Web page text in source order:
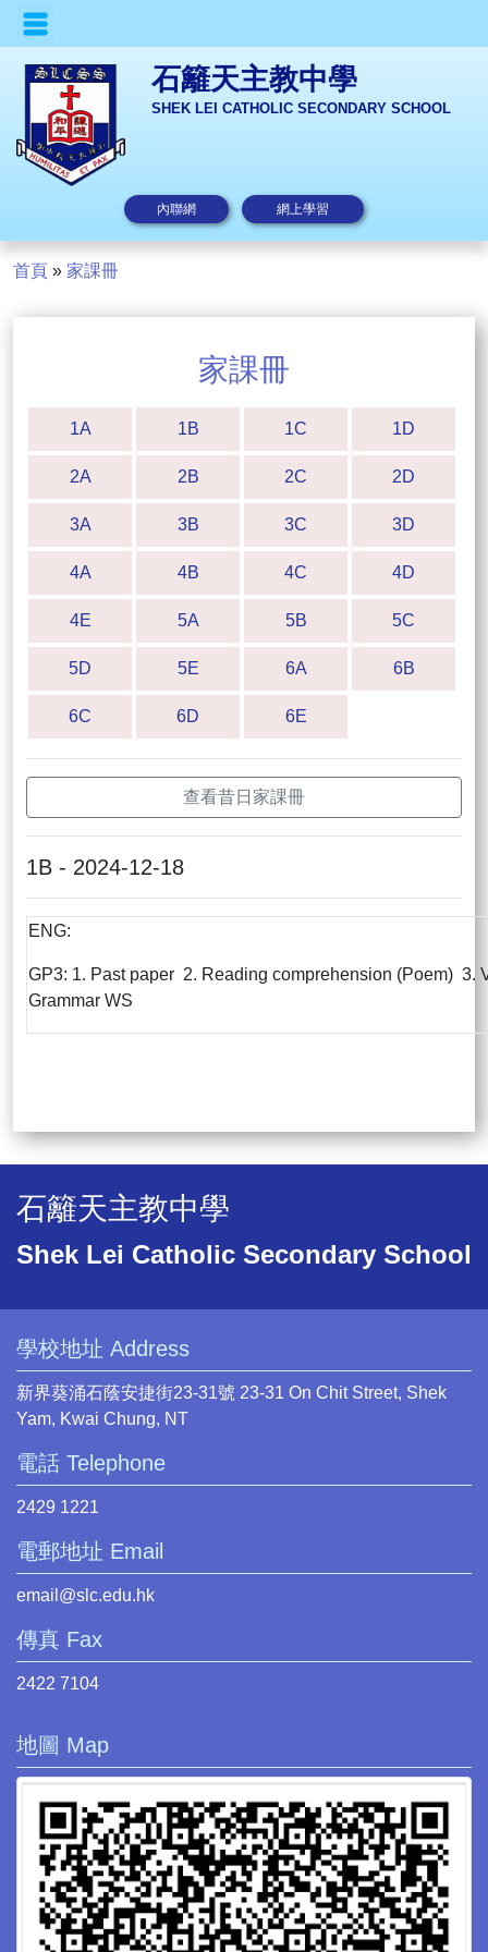
石籬天主教中學
SHEK LEI CATHOLIC SECONDARY SCHOOL
內聯網 網上學習
首頁 » 家課冊
家課冊
1A 1B 1C 1D
2A 2B 2C 2D
3A 3B 3C 3D
4A 4B 4C 4D
4E 5A 5B 5C
5D 5E 6A 6B
6C 6D 6E
查看昔日家課冊
1B - 2024-12-18
ENG:
GP3: 1. Past paper 2. Reading comprehension (Poem) 3.
Grammar WS
石籬天主教中學
Shek Lei Catholic Secondary School
學校地址 Address
新界葵涌石蔭安捷街23-31號 23-31 On Chit Street, Shek
Yam, Kwai Chung, NT
電話 Telephone
2429 1221
電郵地址 Email
email@slc.edu.hk
傳真 Fax
2422 7104
地圖 Map